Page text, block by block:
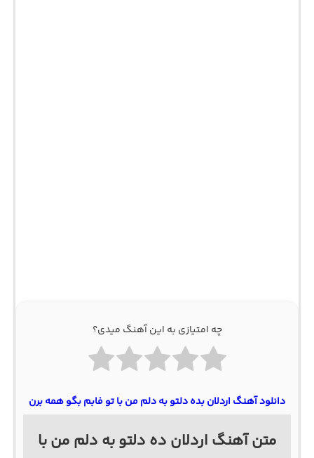
چه امتیازی به این آهنگ میدی؟
دانلود آهنگ اردلان بده دلتو به دلم من با تو فابم بگو همه برن
متن آهنگ اردلان ده دلتو به دلم من با